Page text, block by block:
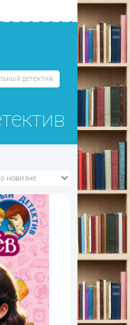
детектив